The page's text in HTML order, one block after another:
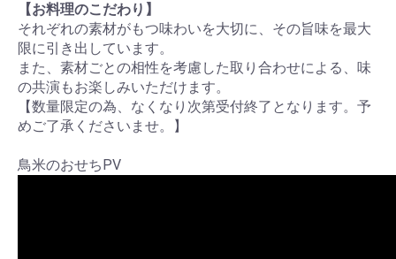
【お料理のこだわり】
それぞれの素材がもつ味わいを大切に、その旨味を最大
限に引き出しています。
また、素材ごとの相性を考慮した取り合わせによる、味
の共演もお楽しみいただけます。
【数量限定の為、なくなり次第受付終了となります。予
めご了承くださいませ。】
鳥米のおせちPV